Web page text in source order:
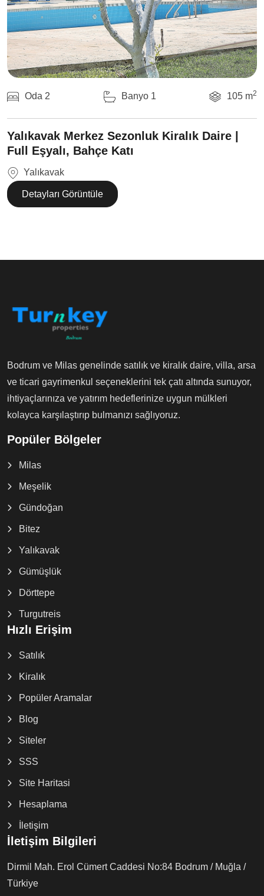
Oda 2 Banyo 1 105 m2
Yalıkavak Merkez Sezonluk Kiralık Daire |
Full Eşyalı, Bahçe Katı
Yalıkavak
Detayları Görüntüle
Bodrum ve Milas genelinde satılık ve kiralık daire, villa, arsa
ve ticari gayrimenkul seçeneklerini tek çatı altında sunuyor,
ihtiyaçlarınıza ve yatırım hedeflerinize uygun mülkleri
kolayca karşılaştırıp bulmanızı sağlıyoruz.
Popüler Bölgeler
Milas
Meşelik
Gündoğan
Bitez
Yalıkavak
Gümüşlük
Dörttepe
Turgutreis
Hızlı Erişim
Satılık
Kiralık
Popüler Aramalar
Blog
Siteler
SSS
Site Haritasi
Hesaplama
İletişim
İletişim Bilgileri
Dirmil Mah. Erol Cümert Caddesi No:84 Bodrum / Muğla /
Türkiye